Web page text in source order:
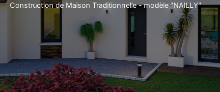
Construction de Maison Traditionnelle - modèle "NAILLY"